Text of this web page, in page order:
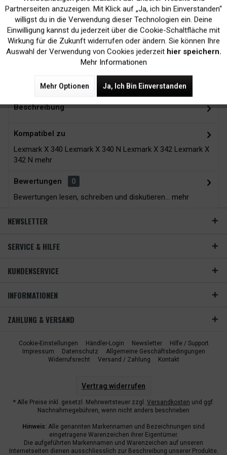
Kein Verlust der
Druckergarantie
Versand innerhalb von
24H*
Zubehör
Beschreibung
Kompatibel zu
Lexmark X 340 Lexmark X 340 N Lexmark X 342 Lexmark X
342 N mehr
Bewertungen
0
Bewertungen lesen, schreiben und diskutieren... mehr
NEWSLETTER
SERVICE & HILFE
KUNDENSERVICE
INFORMATIONEN
ZAHLUNG & VERSAND
Cookie-Einstellungen Händler-Login Newsletter
Hilfe / Support
Impressum
Datenschutz
Allgemeine Geschäftsbedingungen
Widerrufsrecht
Versand / Zahlung Kontakt
Vertrag widerrufen
* Alle Preise inkl. gesetzl. Mehrwertsteuer zzgl. Versandkosten und ggf.
Nachnahmegebühren, wenn nicht anders beschrieben
Hinweis: Alle genannten Markennamen und Bezeichnungen sind
eingetragene Warenzeichen ihrer Eigentümer.
Die aufgeführten Markennamen und Warenzeichen auf unseren
Internetseiten dienen ausschliesslich zur Beschreibung unserer Produkte.
Marketing Inaktiv
Tracking Inaktiv
Partnerseiten anzuzeigen. Mit Klick auf „Ja, ich bin Einverstanden“
willigst du in die Verwendung dieser Technologien ein. Deine
Einwilligung kannst du jederzeit über die Cookie-Schaltfläche mit
Wirkung für die Zukunft widerrufen oder ändern. Sie können Ihre
Auswahl der Verwendung von Cookies jederzeit hier speichern.
Mehr Informationen
Mehr Optionen Ja, Ich Bin Einverstanden